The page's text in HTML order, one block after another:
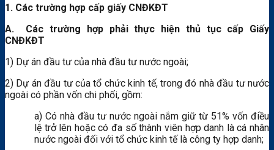
1. Các trường hợp cấp giấy CNĐKĐT
A. Các trường hợp phải thực hiện thủ tục cấp Giấy
CNĐKĐT
1) Dự án đầu tư của nhà đầu tư nước ngoài;
2) Dự án đầu tư của tổ chức kinh tế, trong đó nhà đầu tư nước
ngoài có phần vốn chi phối, gồm:
a) Có nhà đầu tư nước ngoài nắm giữ từ 51% vốn điều
lệ trở lên hoặc có đa số thành viên hợp danh là cá nhân
nước ngoài đối với tổ chức kinh tế là công ty hợp danh;